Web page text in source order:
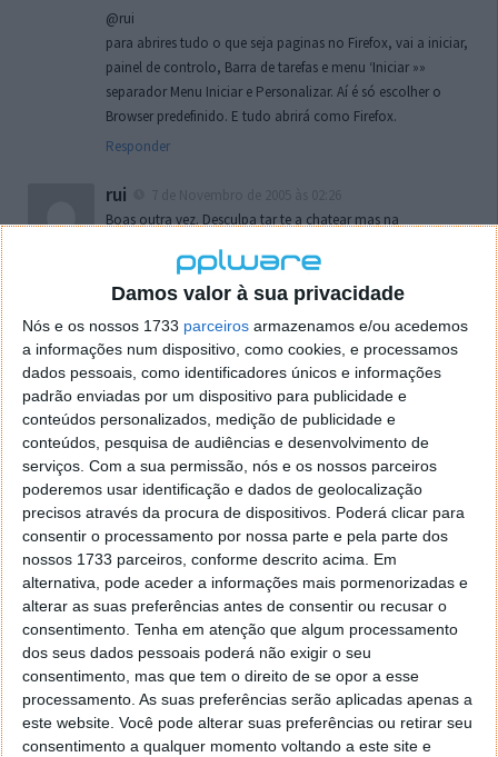
Damos valor à sua privacidade
Nós e os nossos 1733 parceiros armazenamos e/ou acedemos
a informações num dispositivo, como cookies, e processamos
dados pessoais, como identificadores únicos e informações
padrão enviadas por um dispositivo para publicidade e
conteúdos personalizados, medição de publicidade e
conteúdos, pesquisa de audiências e desenvolvimento de
serviços. Com a sua permissão, nós e os nossos parceiros
poderemos usar identificação e dados de geolocalização
precisos através da procura de dispositivos. Poderá clicar para
consentir o processamento por nossa parte e pela parte dos
nossos 1733 parceiros, conforme descrito acima. Em
alternativa, pode aceder a informações mais pormenorizadas e
alterar as suas preferências antes de consentir ou recusar o
consentimento. Tenha em atenção que algum processamento
dos seus dados pessoais poderá não exigir o seu
consentimento, mas que tem o direito de se opor a esse
processamento. As suas preferências serão aplicadas apenas a
este website. Você pode alterar suas preferências ou retirar seu
consentimento a qualquer momento voltando a este site e
@rui
para abrires tudo o que seja paginas no Firefox, vai a iniciar,
painel de controlo, Barra de tarefas e menu ‘Iniciar »»
separador Menu Iniciar e Personalizar. Aí é só escolher o
Browser predefinido. E tudo abrirá como Firefox.
Responder
rui
Boas outra vez. Desculpa tar te a chatear mas na
o firefox como browser predefenido
de control tudo e nada. Tou a comecar a desesperar, ate ja
tentei apagar o explorer na tentativa de forçar o uso do
firefox mas em vao. Kaso te lembres de outra dica fico
agradecido, caso contrario obrigado a mesma
Responder
Vítor M.
7 de Novembro de 2005 às 01:39
@Reporter
Desculpa mas o link funciona. Seja como for segue por mail
o MSn Messenger 8.
Responder
Vítor M.
7 de Novembro de 2005 às 11:21
@Rui
Tens de encontrar o que te falei. Faz da seguinte maneira,
janela iniciar e no topo dessa janela com o botão direito do
rato faz propriedades. Depois no separador Menu ‘Iniciar’
clica no botão ‘Personalizar’ aí encontrarás no separador
geral a opção para escolheres o Browser com que queres